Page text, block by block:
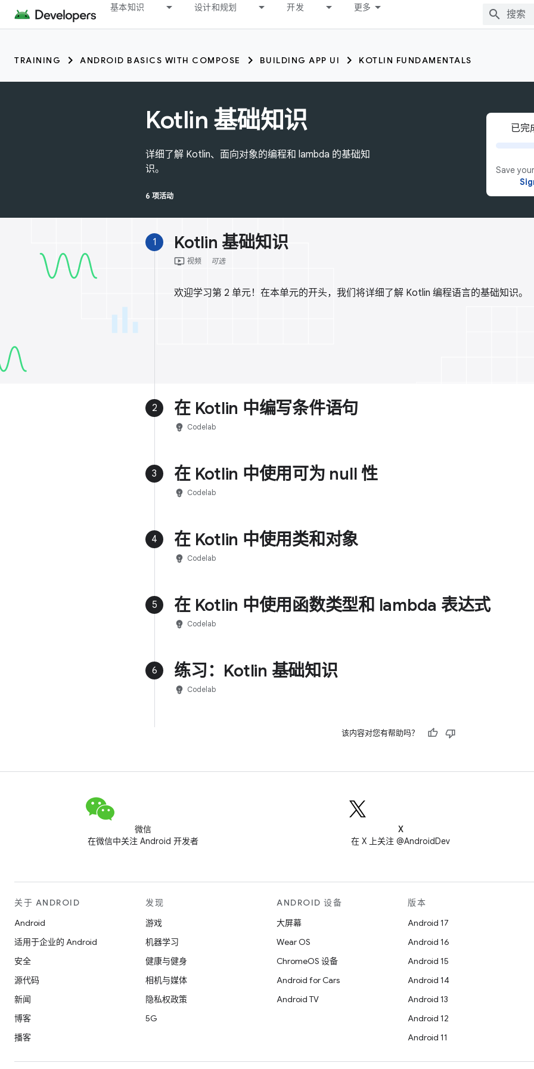
基本知识 设计和规划 开发 更多
TRAINING ANDROID BASICS WITH COMPOSE BUILDING APP UI KOTLIN FUNDAMENTALS
Kotlin 基础知识
详细了解 Kotlin、面向对象的编程和 lambda 的基础知
识。
6 项活动
已完
Save
1 Kotlin 基础知识
ondemand_video 视频 可选
欢迎学习第 2 单元！在本单元的开头，我们将详细了解 Kotlin 编程语言的基础知识。
2 在 Kotlin 中编写条件语句
emoji_objects Codelab
3 在 Kotlin 中使用可为 null 性
emoji_objects Codelab
4 在 Kotlin 中使用类和对象
emoji_objects Codelab
5 在 Kotlin 中使用函数类型和 lambda 表达式
emoji_objects Codelab
6 练习：Kotlin 基础知识
emoji_objects Codelab
该内容对您有帮助吗？
微信
在微信中关注 Android 开发者
X
在 X 上关注 @AndroidDev
关于 ANDROID
Android
适用于企业的 Android
安全
源代码
新闻
博客
播客
发现
游戏
机器学习
健康与健身
相机与媒体
隐私权政策
5G
ANDROID 设备
大屏幕
Wear OS
ChromeOS 设备
Android for Cars
Android TV
版本
Android 17
Android 16
Android 15
Android 14
Android 13
Android 12
Android 11